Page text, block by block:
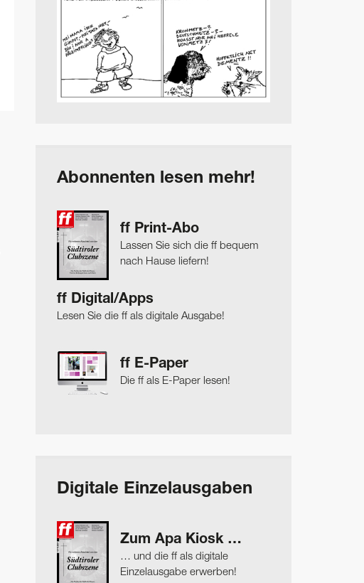
Abonnenten lesen mehr!
ff Print-Abo
Lassen Sie sich die ff bequem
nach Hause liefern!
ff Digital/Apps
Lesen Sie die ff als digitale Ausgabe!
ff E-Paper
Die ff als E-Paper lesen!
Digitale Einzelausgaben
Zum Apa Kiosk …
… und die ff als digitale
Einzelausgabe erwerben!